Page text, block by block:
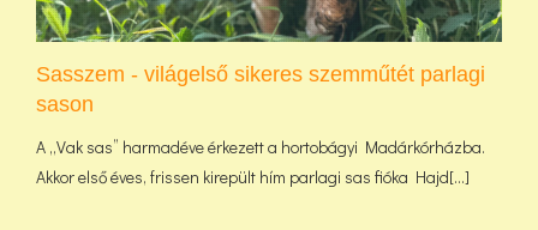
Sasszem - világelső sikeres szemműtét parlagi
sason
A „Vak sas” harmadéve érkezett a hortobágyi Madárkórházba.
Akkor első éves, frissen kirepült hím parlagi sas fióka Hajd[...]